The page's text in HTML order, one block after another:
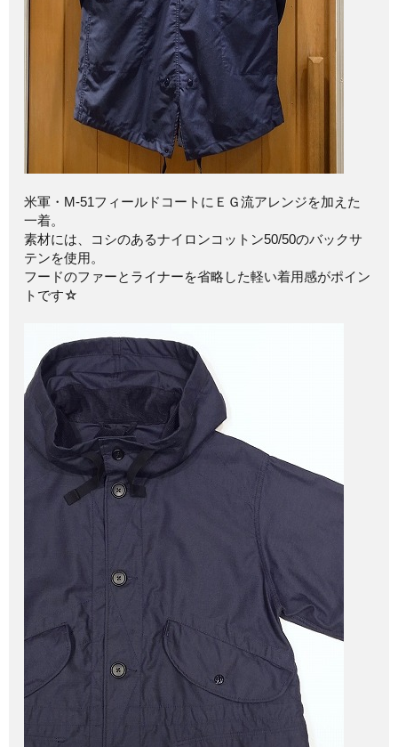
米軍・M-51フィールドコートにＥＧ流アレンジを加えた
一着。
素材には、コシのあるナイロンコットン50/50のバックサ
テンを使用。
フードのファーとライナーを省略した軽い着用感がポイン
トです☆